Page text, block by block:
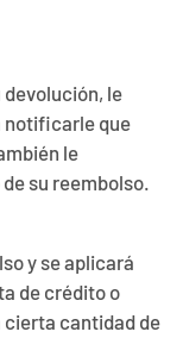
devolución, le
notificarle que
le
su reembolso.
y se aplicará
de crédito o
cierta cantidad de